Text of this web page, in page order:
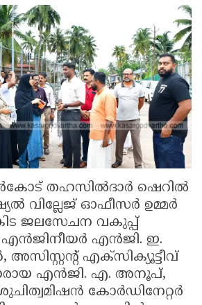
തഹസിൽദാർ ഷെറിൽ
വില്ലേജ് ഓഫീസർ ഉമ്മർ
ജലസേചന വകുപ്പ്
എൻജിനീയർ എൻജി. ഇ.
എക്സിക്യൂട്ടീവ്
എൻജി. എ. അനൂപ്,
കോർഡിനേറ്റർ